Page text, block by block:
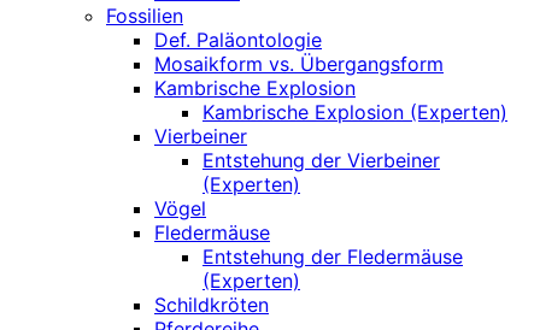
Fossilien
Def. Paläontologie
Mosaikform vs. Übergangsform
Kambrische Explosion
Kambrische Explosion (Experten)
Vierbeiner
Entstehung der Vierbeiner
(Experten)
Vögel
Fledermäuse
Entstehung der Fledermäuse
(Experten)
Schildkröten